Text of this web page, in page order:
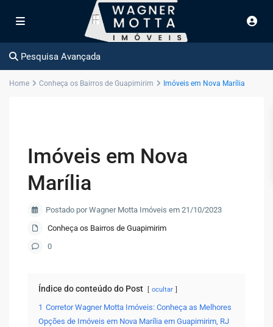
Pesquisa Avançada
Home Conheça os Bairros de Guapimirim Imóveis em Nova Marília
Imóveis em Nova
Marília
Postado por Wagner Motta Imóveis em 21/10/2023
Conheça os Bairros de Guapimirim
0
Índice do conteúdo do Post ocultar
1 Corretor Wagner Motta Imóveis: Conheça as Melhores
Opções de Imóveis em Nova Marília em Guapimirim, RJ